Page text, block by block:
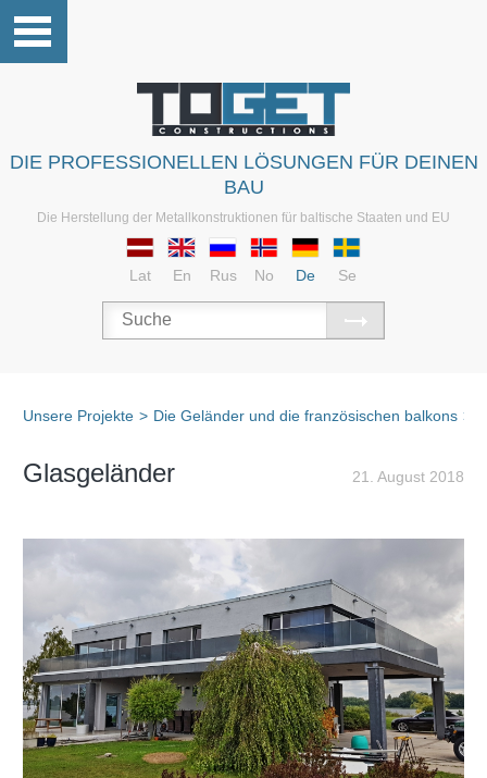
DIE PROFESSIONELLEN LÖSUNGEN FÜR DEINEN
BAU
Die Herstellung der Metallkonstruktionen für baltische Staaten und EU
Lat En Rus No De Se
Unsere Projekte > Die Geländer und die französischen balkons >
21. August 2018
Glasgeländer